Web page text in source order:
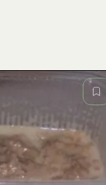
Obrázek